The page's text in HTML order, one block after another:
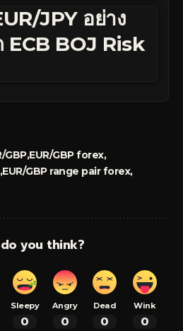
JPY อย่าง
ECB BOJ Risk
GBPEUR/GBP forex
EUR/GBP range pair forex
you think?
Sleepy
0
Angry
0
Dead
0
Wink
0